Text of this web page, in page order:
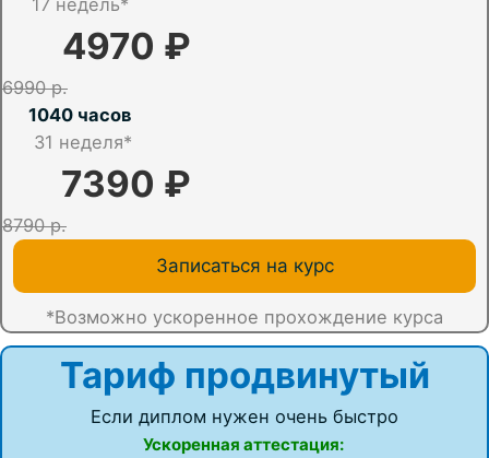
17недель*
4970 ₽
6990 р.
1040 часов
31 неделя*
7390 ₽
8790 р.
Записаться на курс
*Возможно ускоренное прохождение курса
Тариф продвинутый
Если диплом нужен очень быстро
Ускоренная аттестация: